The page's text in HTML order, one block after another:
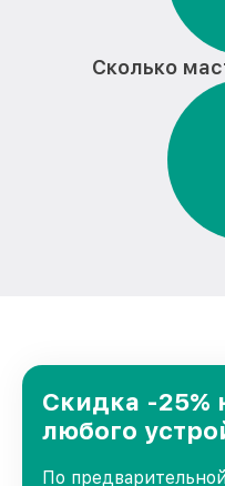
Сколько
Скидка -25%
любого
По